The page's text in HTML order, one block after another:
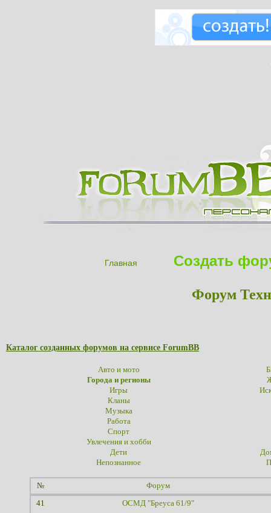
Главная Создать
Форум
Каталог созданных форумов на сервисе ForumBB
Авто и мото
Города и регионы
Игры
Кланы
Музыка
Работа
Спорт
Увлечения и хобби
Дети
Непознанное
№ Форум
41
ОСМД "Бреуса 61/9"